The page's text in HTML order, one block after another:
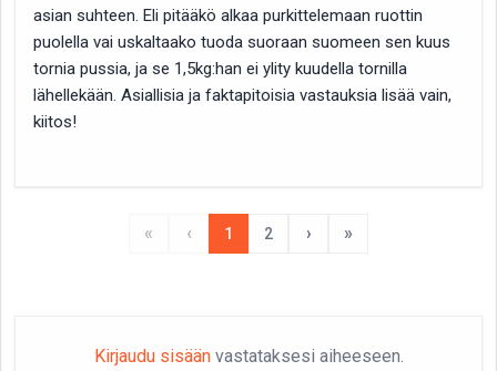
asian suhteen. Eli pitääkö alkaa purkittelemaan ruottin
puolella vai uskaltaako tuoda suoraan suomeen sen kuus
tornia pussia, ja se 1,5kg:han ei ylity kuudella tornilla
lähellekään. Asiallisia ja faktapitoisia vastauksia lisää vain,
kiitos!
« ‹ 1 2 › »
Kirjaudu sisäänvastataksesi aiheeseen.